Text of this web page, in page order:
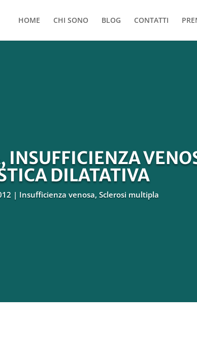
HOME CHI SONO BLOG CONTATTI
INSUFFICIENZA
DILATATIVA
Insufficienza venosa, Sclerosi multipla